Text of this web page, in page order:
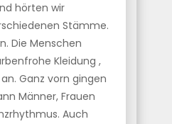
hörten wir
Stämme.
Die Menschen
Kleidung ,
Ganz vorn gingen
Männer, Frauen
Auch